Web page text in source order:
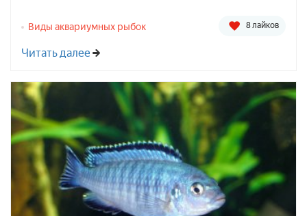
Виды аквариумных рыбок 8 лайков
Читать далее